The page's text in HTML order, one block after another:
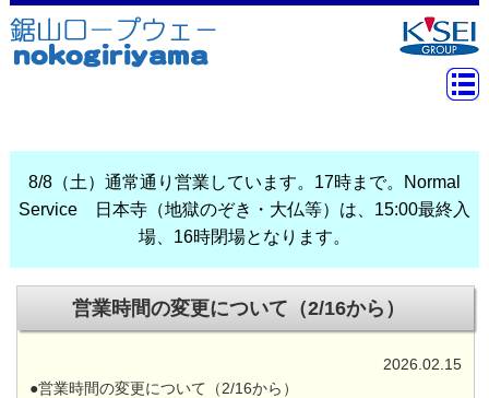
8/8（土）通常通り営業しています。17時まで。Normal
Service 日本寺（地獄のぞき・大仏等）は、15:00最終入
場、16時閉場となります。
営業時間の変更について（2/16から）
2026.02.15
●営業時間の変更について（2/16から）